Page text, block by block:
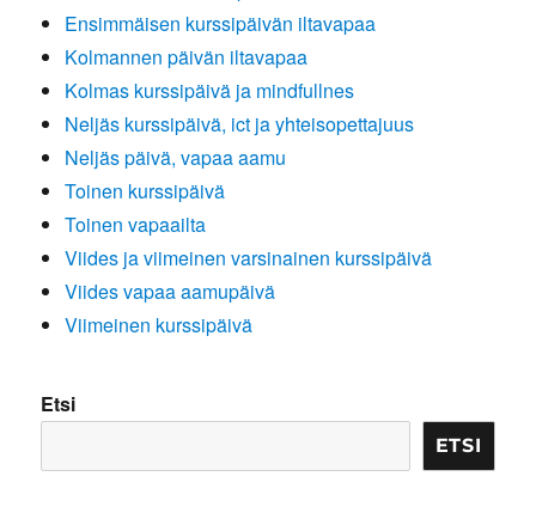
Ensimmäisen kurssipäivän iltavapaa
Kolmannen päivän iltavapaa
Kolmas kurssipäivä ja mindfullnes
Neljäs kurssipäivä, ict ja yhteisopettajuus
Neljäs päivä, vapaa aamu
Toinen kurssipäivä
Toinen vapaailta
Viides ja viimeinen varsinainen kurssipäivä
Viides vapaa aamupäivä
Viimeinen kurssipäivä
Etsi
ETSI